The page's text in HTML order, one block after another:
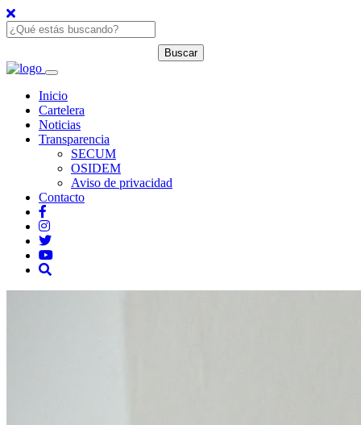
Inicio
Cartelera
Noticias
Transparencia
SECUM
OSIDEM
Aviso de privacidad
Contacto